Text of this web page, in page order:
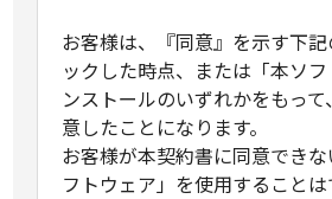
お客様は、『同意』を示す下
ックした時点、または「本ソ
ンストールのいずれかをもっ
意したことになります。
お客様が本契約書に同意でき
フトウェア」を使用することは